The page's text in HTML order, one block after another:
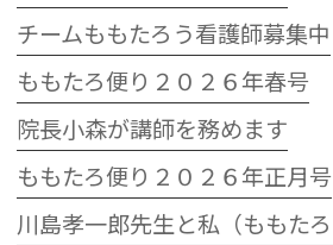
チームももたろう看護師募集中
ももたろ便り２０２６年春号
院長小森が講師を務めます
ももたろ便り２０２６年正月号